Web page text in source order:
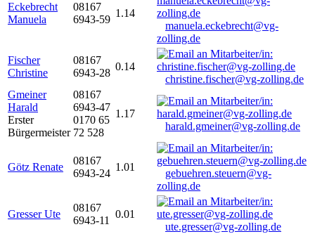
Eckebrecht
Manuela
08167
6943-59
1.14
manuela.eckebrecht@vg-
zolling.de
Fischer
Christine
08167
6943-28
0.14
christine.fischer@vg-zolling.de
Gmeiner
Harald
Erster
Bürgermeister
08167
6943-47
0170 65
72 528
1.17
harald.gmeiner@vg-zolling.de
Götz Renate
08167
6943-24
1.01
gebuehren.steuern@vg-
zolling.de
Gresser Ute
08167
6943-11
0.01
ute.gresser@vg-zolling.de